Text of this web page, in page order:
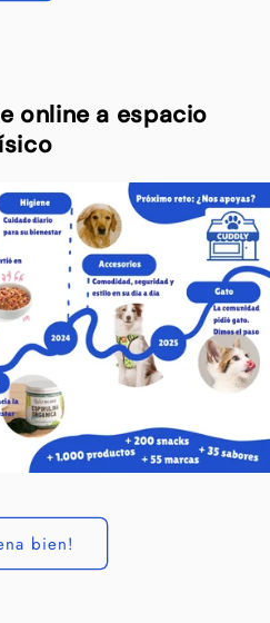
online a espacio
bien!